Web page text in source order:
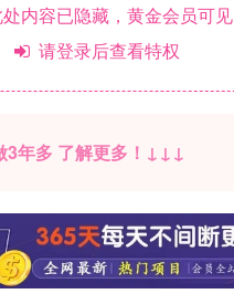
内容已隐藏，黄金会员可见
请登录后查看特权
3年多 了解更多！↓↓↓